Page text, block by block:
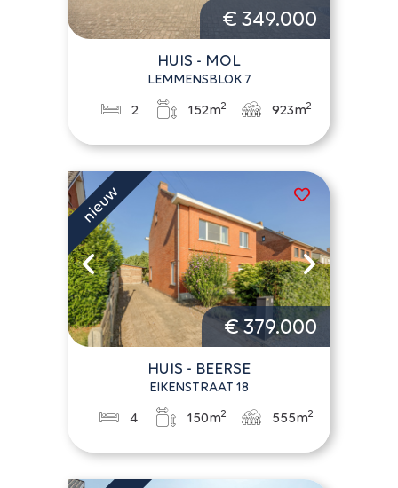
€ 349.000
HUIS - MOL
LEMMENSBLOK 7
2 152m2 923m2
€ 379.000
HUIS - BEERSE
EIKENSTRAAT 18
4 150m2 555m2